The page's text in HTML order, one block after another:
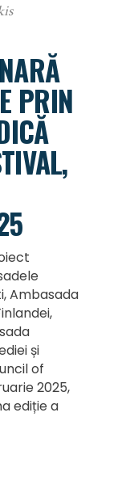
PRIN
Ambasada
și
of
2025,
ediție a